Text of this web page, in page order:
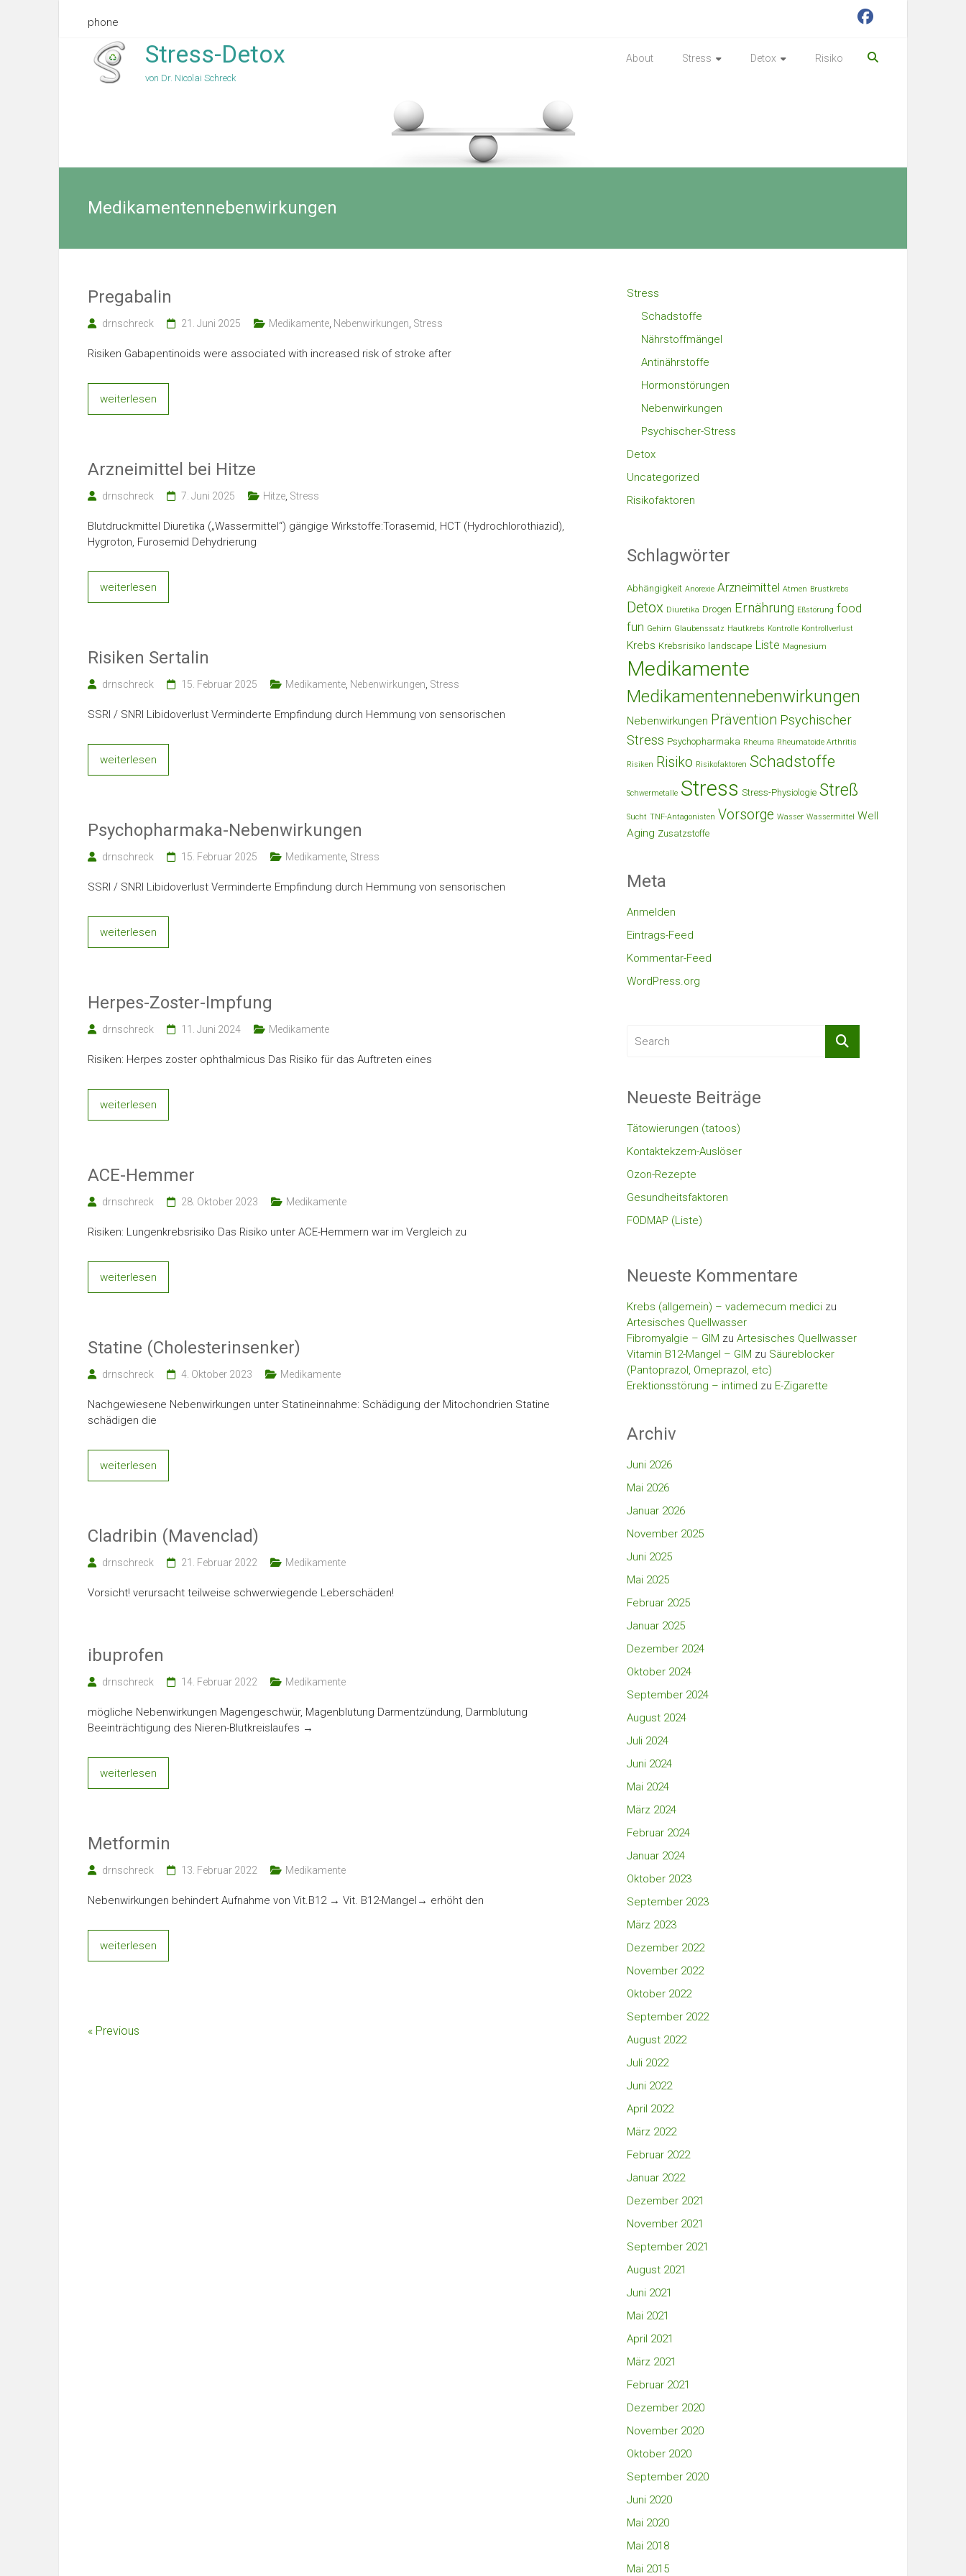
phone
Stress-Detox
von Dr. Nicolai Schreck
About Stress Detox Risiko
Medikamentennebenwirkungen
Pregabalin
drnschreck 21. Juni 2025 Medikamente Nebenwirkungen Stress
Risiken Gabapentinoids were associated with increased risk of stroke after
weiterlesen
Arzneimittel bei Hitze
drnschreck 7. Juni 2025 Hitze Stress
Blutdruckmittel Diuretika („Wassermittel“) gängige Wirkstoffe:Torasemid, HCT (Hydrochlorothiazid),
Hygroton, Furosemid Dehydrierung
weiterlesen
Risiken Sertalin
drnschreck 15. Februar 2025 Medikamente Nebenwirkungen Stress
SSRI / SNRI Libidoverlust Verminderte Empfindung durch Hemmung von sensorischen
weiterlesen
Psychopharmaka-Nebenwirkungen
drnschreck 15. Februar 2025 Medikamente Stress
SSRI / SNRI Libidoverlust Verminderte Empfindung durch Hemmung von sensorischen
weiterlesen
Herpes-Zoster-Impfung
drnschreck 11. Juni 2024 Medikamente
Risiken: Herpes zoster ophthalmicus Das Risiko für das Auftreten eines
weiterlesen
ACE-Hemmer
drnschreck 28. Oktober 2023 Medikamente
Risiken: Lungenkrebsrisiko Das Risiko unter ACE-Hemmern war im Vergleich zu
weiterlesen
Statine (Cholesterinsenker)
drnschreck 4. Oktober 2023 Medikamente
Nachgewiesene Nebenwirkungen unter Statineinnahme: Schädigung der Mitochondrien Statine
schädigen die
weiterlesen
Cladribin (Mavenclad)
drnschreck 21. Februar 2022 Medikamente
Vorsicht! verursacht teilweise schwerwiegende Leberschäden!
ibuprofen
drnschreck 14. Februar 2022 Medikamente
mögliche Nebenwirkungen Magengeschwür, Magenblutung Darmentzündung, Darmblutung
Beeinträchtigung des Nieren-Blutkreislaufes →
weiterlesen
Metformin
drnschreck 13. Februar 2022 Medikamente
Nebenwirkungen behindert Aufnahme von Vit.B12 → Vit. B12-Mangel→ erhöht den
weiterlesen
« Previous
Stress
Schadstoffe
Nährstoffmängel
Antinährstoffe
Hormonstörungen
Nebenwirkungen
Psychischer-Stress
Detox
Uncategorized
Risikofaktoren
Schlagwörter
Abhängigkeit Anorexie Arzneimittel Atmen Brustkrebs
Detox Diuretika Drogen Ernährung Eßstörung food
fun Gehirn Glaubenssatz Hautkrebs Kontrolle Kontrollverlust
Krebs Krebsrisiko landscape Liste Magnesium
Medikamente
Medikamentennebenwirkungen
Nebenwirkungen Prävention Psychischer
Stress Psychopharmaka Rheuma Rheumatoide Arthritis
Risiken Risiko Risikofaktoren Schadstoffe
Schwermetalle Stress Stress-Physiologie Streß
Sucht TNF-Antagonisten Vorsorge Wasser Wassermittel Well
Aging Zusatzstoffe
Meta
Anmelden
Eintrags-Feed
Kommentar-Feed
WordPress.org
Neueste Beiträge
Tätowierungen (tatoos)
Kontaktekzem-Auslöser
Ozon-Rezepte
Gesundheitsfaktoren
FODMAP (Liste)
Neueste Kommentare
Krebs (allgemein) – vademecum medici zu
Artesisches Quellwasser
Fibromyalgie – GIM zu Artesisches Quellwasser
Vitamin B12-Mangel – GIM zu Säureblocker
(Pantoprazol, Omeprazol, etc)
Erektionsstörung – intimed zu E-Zigarette
Archiv
Juni 2026
Mai 2026
Januar 2026
November 2025
Juni 2025
Mai 2025
Februar 2025
Januar 2025
Dezember 2024
Oktober 2024
September 2024
August 2024
Juli 2024
Juni 2024
Mai 2024
März 2024
Februar 2024
Januar 2024
Oktober 2023
September 2023
März 2023
Dezember 2022
November 2022
Oktober 2022
September 2022
August 2022
Juli 2022
Juni 2022
April 2022
März 2022
Februar 2022
Januar 2022
Dezember 2021
November 2021
September 2021
August 2021
Juni 2021
Mai 2021
April 2021
März 2021
Februar 2021
Dezember 2020
November 2020
Oktober 2020
September 2020
Juni 2020
Mai 2020
Mai 2018
Mai 2015